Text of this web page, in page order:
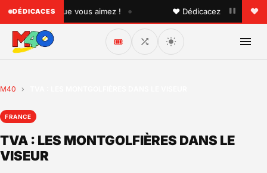
DÉDICACES
quelqu'un que vous aimez ! • ♥ Dédicacez un titre à vos
🎟️
M40 ›
FRANCE
TVA : LES MONTGOLFIÈRES DANS LE
VISEUR